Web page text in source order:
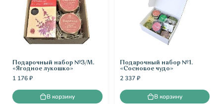
Подарочный набор №3/М.
«Ягодное лукошко»
1 176 ₽
В корзину
Подарочный набор №1.
«Сосновое чудо»
2 337 ₽
В корзину